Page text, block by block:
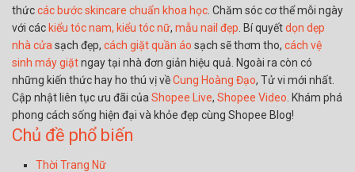
thứccác bước skincare chuẩn khoa học . Chăm sóc cơ thể mỗi ngày
với các kiểu tóc nam, kiểu tóc nữ, mẫu nail đẹp . Bí quyếtdọn dẹp
nhà cửa sạch đẹp, cách giặt quần áo sạch sẽ thơm tho, cách vệ
sinh máy giặtngay tại nhà đơn giản hiệu quả. Ngoài ra còn có
những kiến thức hay ho thú vị vềCung Hoàng Đạo, Tử vi mới nhất.
Cập nhật liên tục ưu đãi của Shopee Live, Shopee Video . Khám phá
phong cách sống hiện đại và khỏe đẹp cùng Shopee Blog!
Chủ đề phổ biến
Thời Trang Nữ